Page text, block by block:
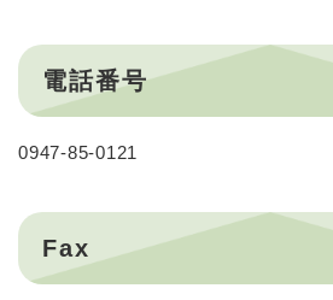
電話番号
0947-85-0121
Fax